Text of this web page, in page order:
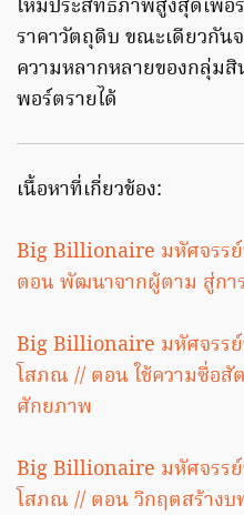
ให้มีประสิทธิภาพสูงสุดเพื่
ราคาวัตถุดิบ ขณะเดียวกัน
ความหลากหลายของกลุ่ม
พอร์ตรายได้
เนื้อหาที่เกี่ยวข้อง:
Big Billionaire มหัศจรร
ตอน พัฒนาจากผู้ตาม สู่กา
Big Billionaire มหัศจรร
โสภณ // ตอน ใช้ความซื่อสั
ศักยภาพ
Big Billionaire มหัศจรร
โสภณ // ตอน วิกฤตสร้างบ